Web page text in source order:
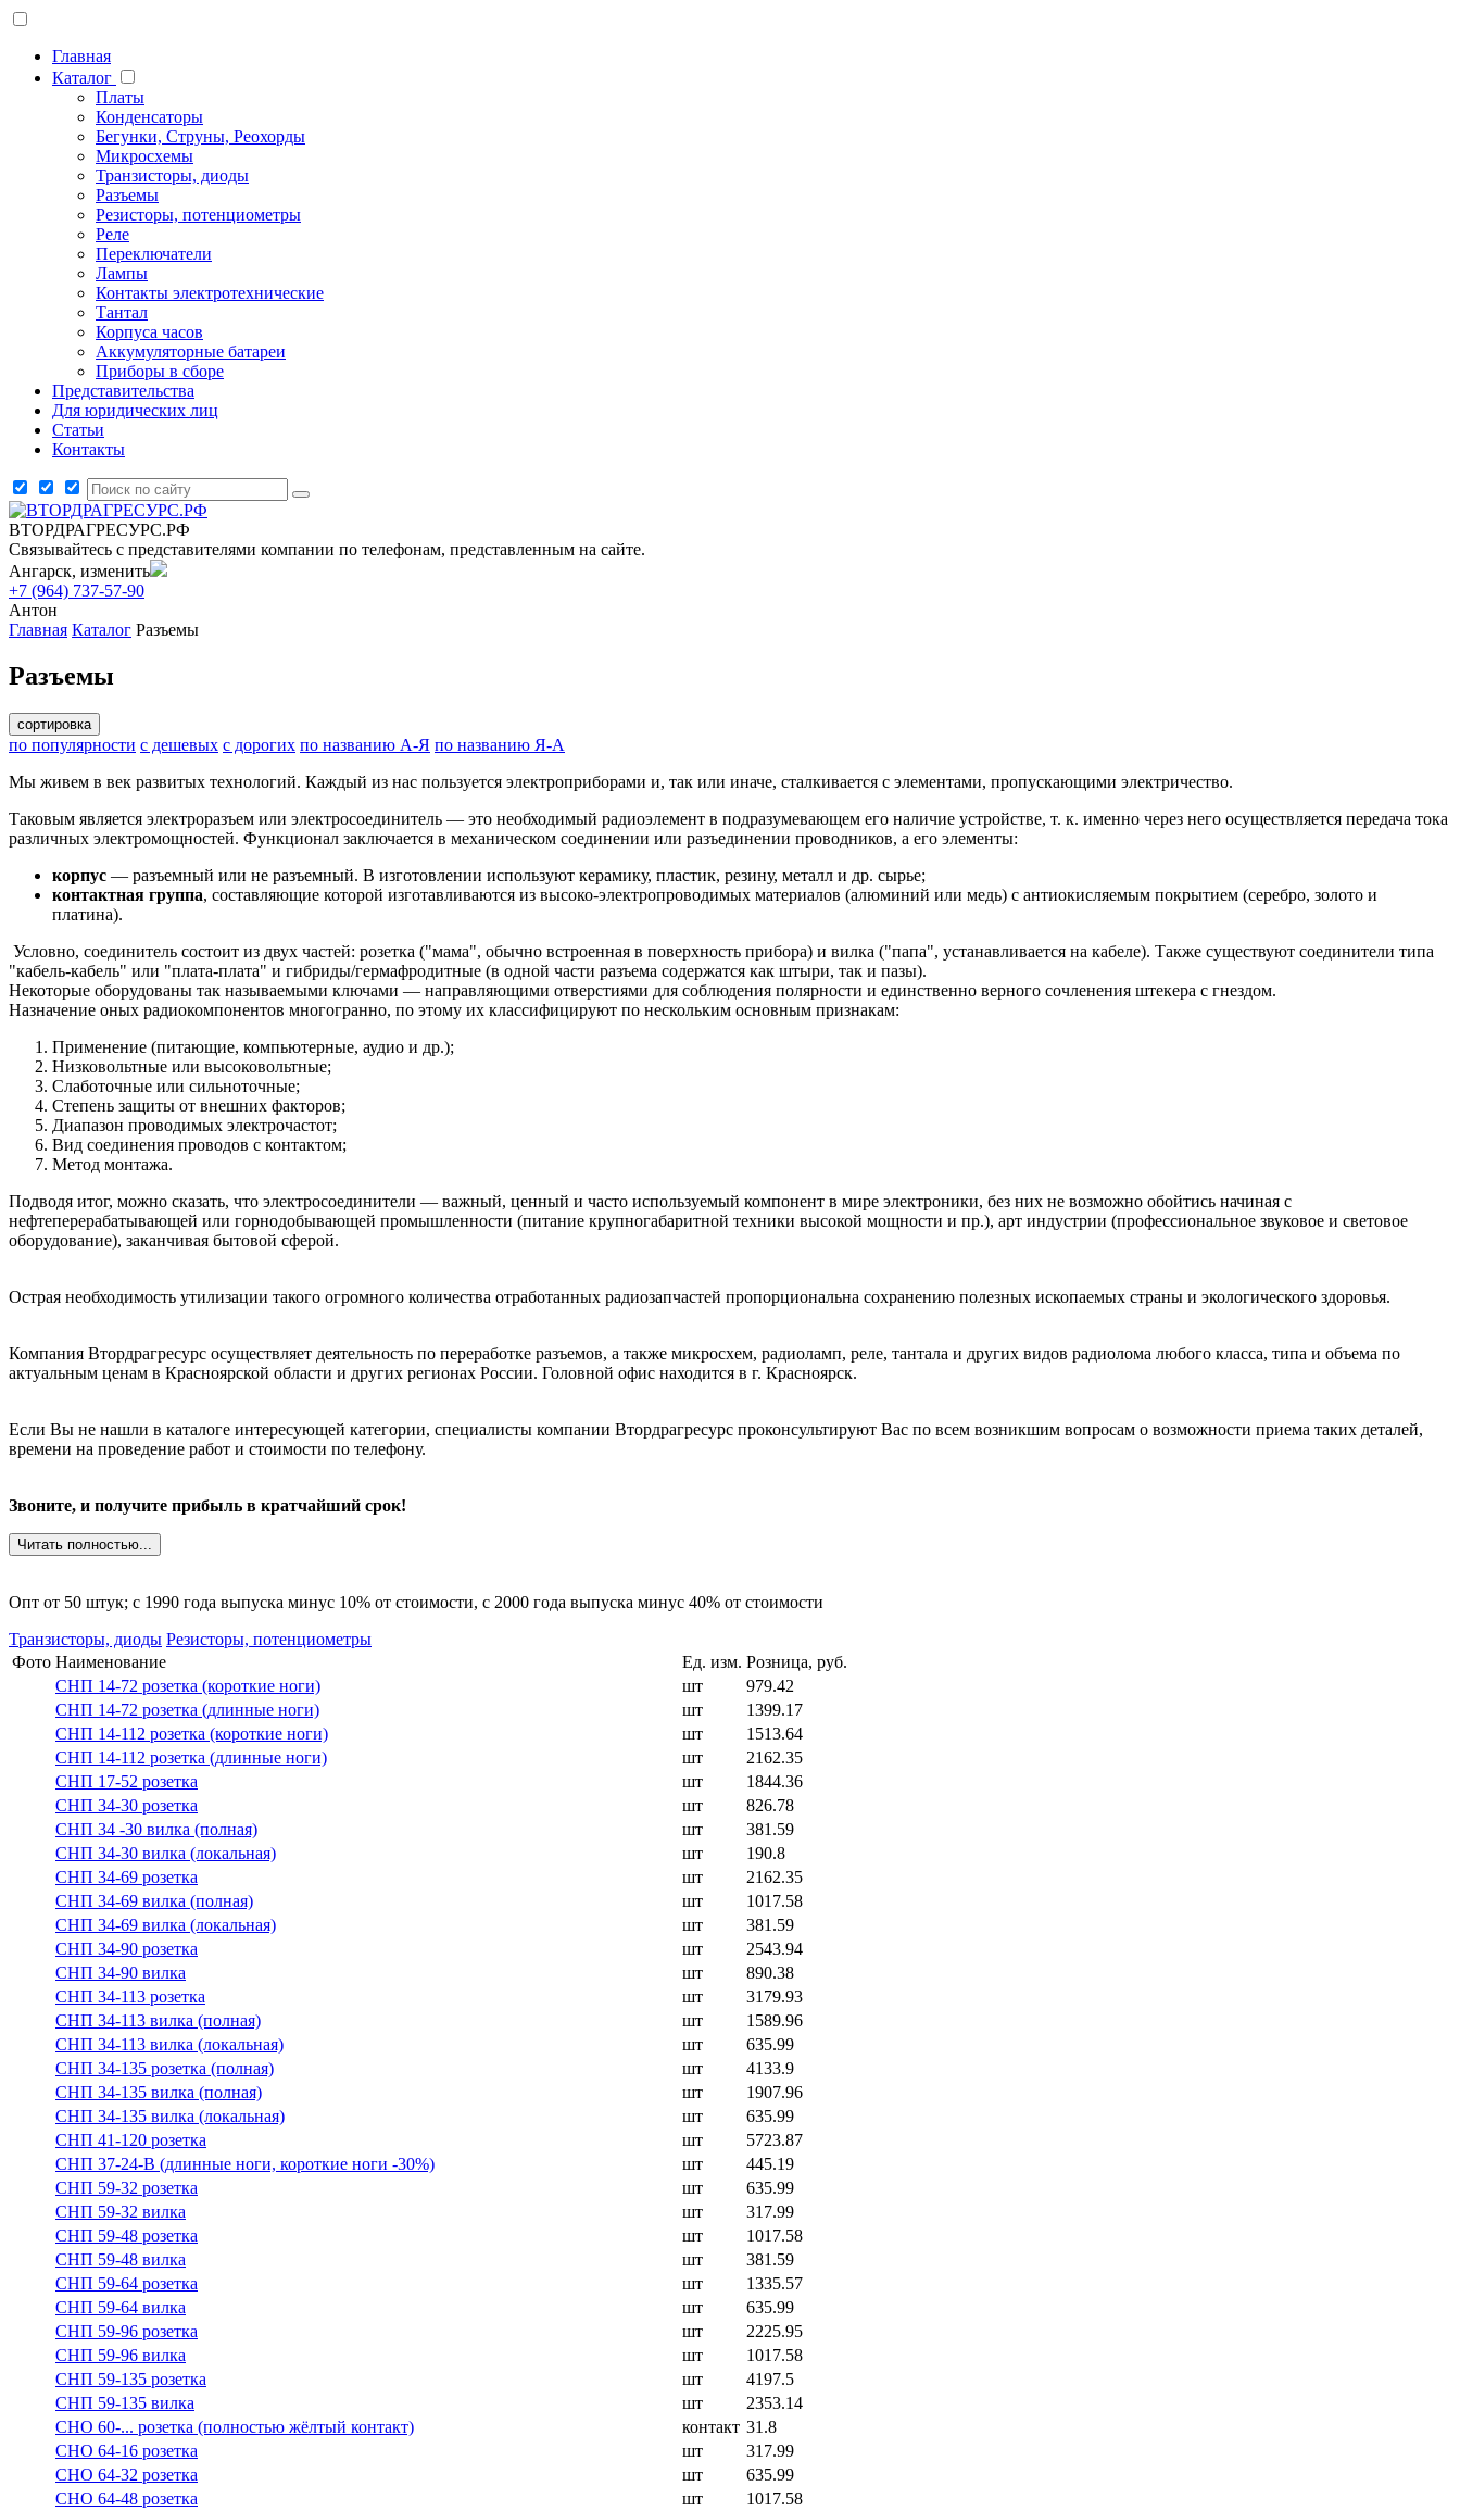
Главная
Каталог
Платы
Конденсаторы
Бегунки, Струны, Реохорды
Микросхемы
Транзисторы, диоды
Разъемы
Резисторы, потенциометры
Реле
Переключатели
Лампы
Контакты электротехнические
Тантал
Корпуса часов
Аккумуляторные батареи
Приборы в сборе
Представительства
Для юридических лиц
Статьи
Контакты
ВТОРДРАГРЕСУРС.РФ
Связывайтесь с представителями компании по телефонам, представленным на сайте.
Ангарск, изменить
+7 (964) 737-57-90
Антон
Главная Каталог Разъемы
Разъемы
сортировка
по популярности с дешевых с дорогих по названию А-Я по названию Я-А
Мы живем в век развитых технологий. Каждый из нас пользуется электроприборами и, так или иначе, сталкивается с элементами, пропускающими электричество.
Таковым является электроразъем или электросоединитель — это необходимый радиоэлемент в подразумевающем его наличие устройстве, т. к. именно через него осуществляется передача тока
различных электромощностей. Функционал заключается в механическом соединении или разъединении проводников, а его элементы:
корпус — разъемный или не разъемный. В изготовлении используют керамику, пластик, резину, металл и др. сырье;
контактная группа, составляющие которой изготавливаются из высоко-электропроводимых материалов (алюминий или медь) с антиокисляемым покрытием (серебро, золото и
платина).
Условно, соединитель состоит из двух частей: розетка ("мама", обычно встроенная в поверхность прибора) и вилка ("папа", устанавливается на кабеле). Также существуют соединители типа
"кабель-кабель" или "плата-плата" и гибриды/гермафродитные (в одной части разъема содержатся как штыри, так и пазы).
Некоторые оборудованы так называемыми ключами — направляющими отверстиями для соблюдения полярности и единственно верного сочленения штекера с гнездом.
Назначение оных радиокомпонентов многогранно, по этому их классифицируют по нескольким основным признакам:
Применение (питающие, компьютерные, аудио и др.);
Низковольтные или высоковольтные;
Слаботочные или сильноточные;
Степень защиты от внешних факторов;
Диапазон проводимых электрочастот;
Вид соединения проводов с контактом;
Метод монтажа.
Подводя итог, можно сказать, что электросоединители — важный, ценный и часто используемый компонент в мире электроники, без них не возможно обойтись начиная с
нефтеперерабатывающей или горнодобывающей промышленности (питание крупногабаритной техники высокой мощности и пр.), арт индустрии (профессиональное звуковое и световое
оборудование), заканчивая бытовой сферой.
Острая необходимость утилизации такого огромного количества отработанных радиозапчастей пропорциональна сохранению полезных ископаемых страны и экологического здоровья.
Компания Втордрагресурс осуществляет деятельность по переработке разъемов, а также микросхем, радиоламп, реле, тантала и других видов радиолома любого класса, типа и объема по
актуальным ценам в Красноярской области и других регионах России. Головной офис находится в г. Красноярск.
Если Вы не нашли в каталоге интересующей категории, специалисты компании Втордрагресурс проконсультируют Вас по всем возникшим вопросам о возможности приема таких деталей,
времени на проведение работ и стоимости по телефону.
Звоните, и получите прибыль в кратчайший срок!
Читать полностью...
Опт от 50 штук; c 1990 года выпуска минус 10% от стоимости, c 2000 года выпуска минус 40% от стоимости
Транзисторы, диоды Резисторы, потенциометры
Фото Наименование Ед. изм. Розница, руб.
СНП 14-72 розетка (короткие ноги)
шт
979.42
СНП 14-72 розетка (длинные ноги)
шт
1399.17
СНП 14-112 розетка (короткие ноги)
шт
1513.64
СНП 14-112 розетка (длинные ноги)
шт
2162.35
СНП 17-52 розетка
шт
1844.36
СНП 34-30 розетка
шт
826.78
СНП 34 -30 вилка (полная)
шт
381.59
СНП 34-30 вилка (локальная)
шт
190.8
СНП 34-69 розетка
шт
2162.35
СНП 34-69 вилка (полная)
шт
1017.58
СНП 34-69 вилка (локальная)
шт
381.59
СНП 34-90 розетка
шт
2543.94
СНП 34-90 вилка
шт
890.38
СНП 34-113 розетка
шт
3179.93
СНП 34-113 вилка (полная)
шт
1589.96
СНП 34-113 вилка (локальная)
шт
635.99
СНП 34-135 розетка (полная)
шт
4133.9
СНП 34-135 вилка (полная)
шт
1907.96
СНП 34-135 вилка (локальная)
шт
635.99
СНП 41-120 розетка
шт
5723.87
СНП 37-24-В (длинные ноги, короткие ноги -30%)
шт
445.19
СНП 59-32 розетка
шт
635.99
СНП 59-32 вилка
шт
317.99
СНП 59-48 розетка
шт
1017.58
СНП 59-48 вилка
шт
381.59
СНП 59-64 розетка
шт
1335.57
СНП 59-64 вилка
шт
635.99
СНП 59-96 розетка
шт
2225.95
СНП 59-96 вилка
шт
1017.58
СНП 59-135 розетка
шт
4197.5
СНП 59-135 вилка
шт
2353.14
СНО 60-... розетка (полностью жёлтый контакт)
контакт 31.8
СНО 64-16 розетка
шт
317.99
СНО 64-32 розетка
шт
635.99
СНО 64-48 розетка
шт
1017.58